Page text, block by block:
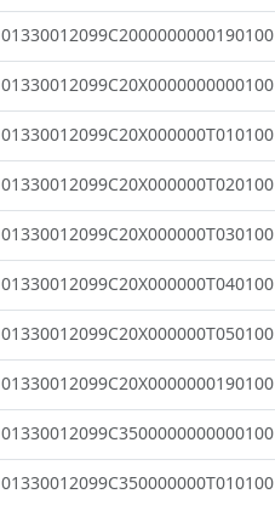
01330012099C2000000000190100
01330012099C20X0000000000100
01330012099C20X000000T010100
01330012099C20X000000T020100
01330012099C20X000000T030100
01330012099C20X000000T040100
01330012099C20X000000T050100
01330012099C20X0000000190100
01330012099C3500000000000100
01330012099C350000000T010100